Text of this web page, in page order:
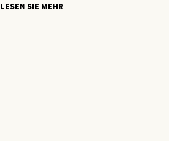
LESEN SIE MEHR